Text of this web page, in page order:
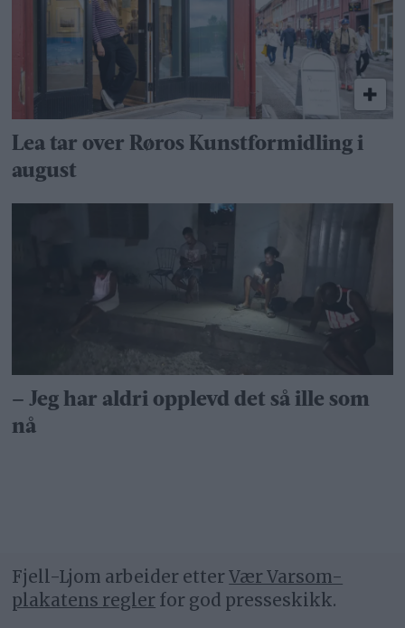
Lea tar over Røros Kunstformidling i
august
– Jeg har aldri opplevd det så ille som
nå
Fjell-Ljom arbeider etterVær Varsom-
plakatens regler for god presseskikk.